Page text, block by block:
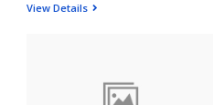
View Details